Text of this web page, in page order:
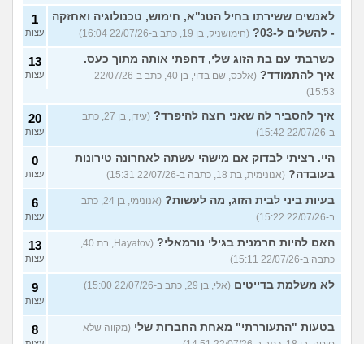
לאנשים ששירתו בחיל הטנ"א, חימוש, טכנולוגיה ואחזקה
- להשלים ל-03?
(חימושניק, בן 19, כתב ב-22/07/26 16:04)
1
עצות
כשרבתי עם בת הזוג שלי, דחפתי אותה מתוך כעס.
איך להתמודד?
(אלכס, שם בדוי, בן 40, כתב ב-22/07/26
15:53)
13
עצות
איך להסביר לה שאני רוצה להיפרד?
(עידן, בן 27, כתב
ב-22/07/26 15:42)
20
עצות
היי. רציתי לבדוק אם מישהי עשתה לאחרונה טירונות
בעובדה? (אנונימית, בת 18, כתבה ב-22/07/26 15:31)
0
עצות
בעיות ביני לבית הזוג, מה לעשות?
(אנונימי, בן 24, כתב
ב-22/07/26 15:22)
6
עצות
האם להיות חרמנית בגילי נורמאלי?
כתבה ב-22/07/26 15:11)
13
עצות
לא משלמת בדייטים (אלי, בן 29, כתב ב-22/07/26 15:00) 9
עצות
בטעות "התעוררתי" מאחת החברות שלי (מקווה שלא
8